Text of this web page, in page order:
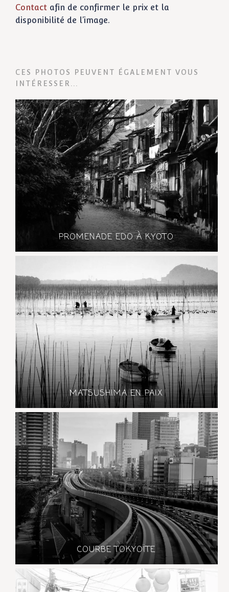
Contact afin de confirmer le prix et la
disponibilité de l’image.
CES PHOTOS PEUVENT ÉGALEMENT VOUS
INTÉRESSER...
PROMENADE EDO À KYOTO
MATSUSHIMA EN PAIX
COURBE TOKYOÏTE